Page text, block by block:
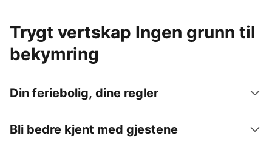
Trygt vertskap Ingen grunn til
bekymring
Din feriebolig, dine regler
Bli bedre kjent med gjestene